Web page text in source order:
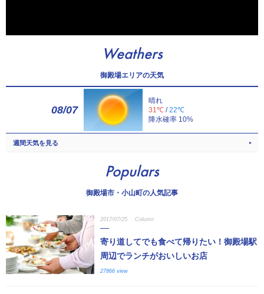
Weathers
御殿場エリアの天気
08/07
晴れ
31℃ /22℃
降水確率 10%
週間天気を見る
Populars
御殿場市・小山町の人気記事
2017/07/25 Column
寄り道してでも食べて帰りたい！御殿場駅
周辺でランチがおいしいお店
27866 view